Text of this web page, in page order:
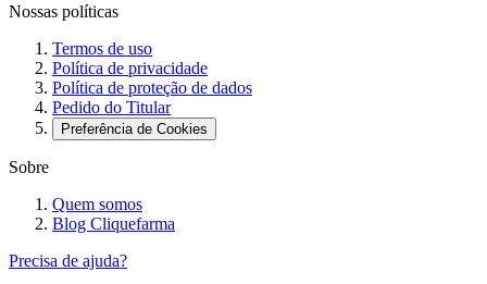
Nossas políticas
Termos de uso
Política de privacidade
Política de proteção de dados
Pedido do Titular
Preferência de Cookies
Sobre
Quem somos
Blog Cliquefarma
Precisa de ajuda?